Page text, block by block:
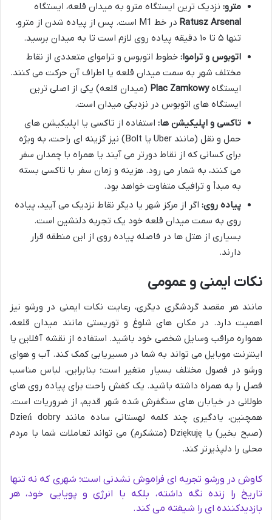
مترو: نزدیک ترین ایستگاه مترو به میدان قلعه، ایستگاه
Ratusz Arsenal
در خط M1 است. پس از پیاده شدن از مترو،
تنها ۵ تا ۱۰ دقیقه پیاده روی لازم است تا به میدان برسید.
اتوبوس و تراموا: خطوط اتوبوس و تراموای متعددی از نقاط
مختلف شهر به سمت میدان قلعه یا اطراف آن حرکت می کنند.
ایستگاهPlac Zamkowy (میدان قلعه) یکی از اصلی ترین
ایستگاه های اتوبوس در نزدیکی میدان است.
تاکسی و اپلیکیشن ها: استفاده از تاکسی یا اپلیکیشن های
حمل و نقل (مانند Uber یا Bolt) نیز گزینه ای راحت، به ویژه
برای کسانی که از نقاط دورتر می آیند یا همراه با چمدان سفر
می کنند، به شمار می رود. هزینه و زمان سفر با تاکسی بسته
به مبدأ و ترافیک متفاوت خواهد بود.
پیاده روی: اگر از مرکز شهر یا دیگر نقاط نزدیک می آیید، پیاده
روی به سمت میدان قلعه خود یک تجربه دلنشین است.
بسیاری از هتل ها در فاصله پیاده روی از این منطقه قرار
دارند.
نکات ایمنی و عمومی
مانند هر مقصد گردشگری دیگری، رعایت نکات ایمنی در ورشو نیز
اهمیت دارد. در مکان های شلوغ و توریستی مانند میدان قلعه،
همواره مراقب وسایل شخصی خود باشید. استفاده از نقشه آفلاین یا
اینترنت موبایل می تواند به شما در مسیریابی کمک کند. آب و هوای
ورشو در فصول مختلف بسیار متغیر است؛ بنابراین، لباس مناسب
فصل را به همراه داشته باشید. یک کفش راحت برای پیاده روی های
طولانی در خیابان های سنگفرش شده شهر قدیم، از ضروریات است.
همچنین، یادگیری چند کلمه لهستانی ساده مانند Dzień dobry
(صبح بخیر) یا Dziękuję (متشکرم) می تواند تعاملات شما با مردم
محلی را دلپذیرتر کند.
کاوش در ورشو تجربه ای فراموش نشدنی است؛ شهری که نه تنها
تاریخ را زنده نگه داشته، بلکه با انرژی و پویایی خود، هر
بازدیدکننده ای را شیفته می کند.